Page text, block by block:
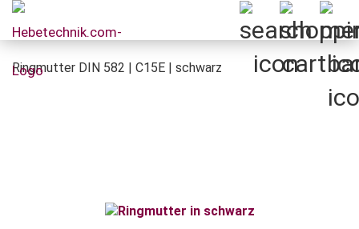
Ringmutter DIN 582 | C15E | schwarz